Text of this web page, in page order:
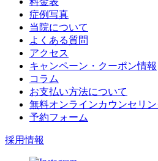
症例写真
当院について
よくある質問
アクセス
キャンペーン・クーポン情報
コラム
お支払い方法について
無料オンラインカウンセリ
予約フォーム
採用情報